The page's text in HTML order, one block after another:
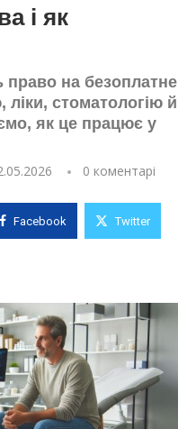
і як
на безоплатне
ліки, стоматологію й
як це працює у
0 коментарі
Facebook Twitter